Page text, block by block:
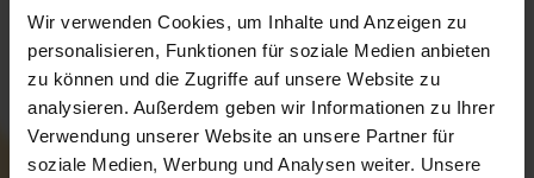
Wir verwenden Cookies, um Inhalte und Anzeigen zu
personalisieren, Funktionen für soziale Medien anbieten
zu können und die Zugriffe auf unsere Website zu
analysieren. Außerdem geben wir Informationen zu Ihrer
Verwendung unserer Website an unsere Partner für
soziale Medien, Werbung und Analysen weiter. Unsere
Nutzen Sie die Möglichkeit und buchen Sie einen
kostenlosen Erstgespräch am 9 März 2019. Für Fragen
Repro Budweis unter Leitung von Chefarzt MUDr. Špička